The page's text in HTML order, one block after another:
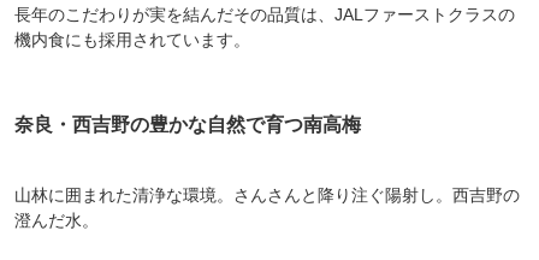
長年のこだわりが実を結んだその品質は、JALファーストクラスの
機内食にも採用されています。
奈良・西吉野の豊かな自然で育つ南高梅
山林に囲まれた清浄な環境。さんさんと降り注ぐ陽射し。西吉野の
澄んだ水。